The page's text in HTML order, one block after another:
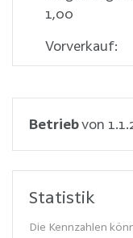
1,00
Vorverkauf:
Betriebvon
Statistik
Die Kennzahlen